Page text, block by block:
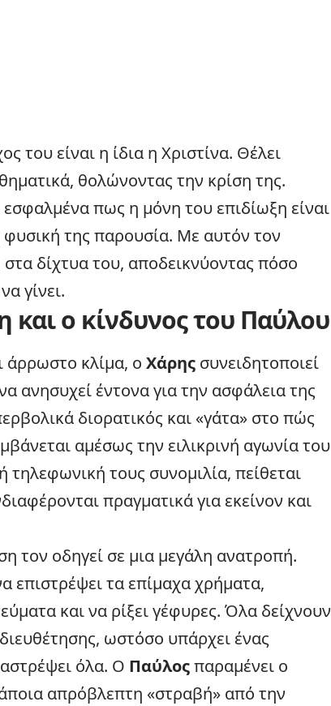
του είναι η ίδια η Χριστίνα. Θέλει
θολώνοντας την κρίση της.
εσφαλμένα πως η μόνη του επιδίωξη είναι
φυσική της παρουσία. Με αυτόν τον
δίχτυα του, αποδεικνύοντας πόσο
γίνει.
ο κίνδυνος του Παύλου
άρρωστο κλίμα, ο Χάρης συνειδητοποιεί
ανησυχεί έντονα για την ασφάλεια της
διορατικός και «γάτα» στο πώς
αμέσως την ειλικρινή αγωνία του
τους συνομιλία, πείθεται
πραγματικά για εκείνον και
τον οδηγεί σε μια μεγάλη ανατροπή.
επιστρέψει τα επίμαχα χρήματα,
και να ρίξει γέφυρες. Όλα δείχνουν
ωστόσο υπάρχει ένας
όλα. Ο Παύλοςπαραμένει ο
απρόβλεπτη «στραβή» από την